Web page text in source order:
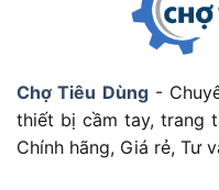
Mẹo bảo
THRUH6816
Chợ Tiêu Dùng-
thiết bị cầm tay, trang
Chính hãng, Giá rẻ, Tư